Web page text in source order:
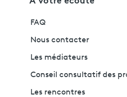
FAQ
Nous contacter
Les médiateurs
Conseil consultatif des
Les rencontres